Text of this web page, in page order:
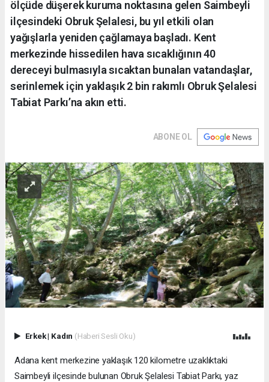
ölçüde düşerek kuruma noktasına gelen Saimbeyli
ilçesindeki Obruk Şelalesi, bu yıl etkili olan
yağışlarla yeniden çağlamaya başladı. Kent
merkezinde hissedilen hava sıcaklığının 40
dereceyi bulmasıyla sıcaktan bunalan vatandaşlar,
serinlemek için yaklaşık 2 bin rakımlı Obruk Şelalesi
Tabiat Parkı’na akın etti.
ABONE OL
Erkek| Kadın (Haberi Sesli Oku)
Adana kent merkezine yaklaşık 120 kilometre uzaklıktaki
Saimbeyli ilçesinde bulunan Obruk Şelalesi Tabiat Parkı, yaz